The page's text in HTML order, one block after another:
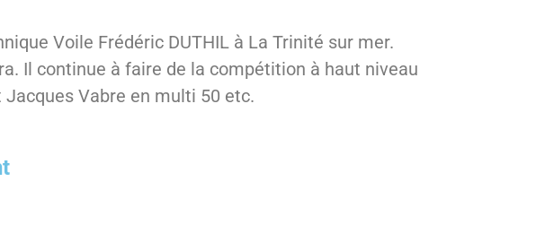
Voile Frédéric DUTHIL à La Trinité sur mer.
Il continue à faire de la compétition à haut niveau
Vabre en multi 50 etc.